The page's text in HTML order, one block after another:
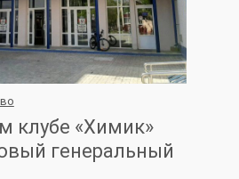
клубе «Химик»
генеральный